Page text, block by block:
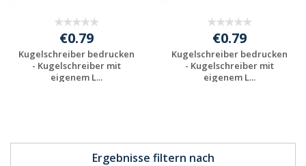
Ergebnisse filtern nach
€0.79
Kugelschreiber bedrucken
- Kugelschreiber mit
eigenem L...
€0.79
Kugelschreiber bedrucken
- Kugelschreiber mit
eigenem L...